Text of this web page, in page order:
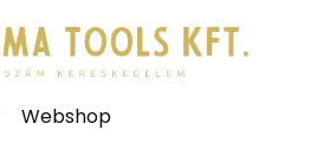
Webshop